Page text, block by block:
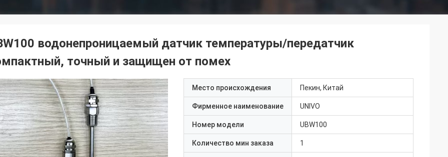
водонепроницаемый датчик температуры/передатчик
точный и защищен от помех
Место происхождения Пекин, Китай
Фирменное наименование UNIVO
Номер модели UBW100
Количество мин заказа 1